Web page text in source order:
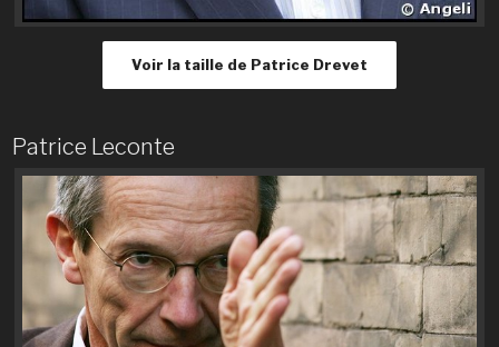
Voir la taille de Patrice Drevet
Patrice Leconte